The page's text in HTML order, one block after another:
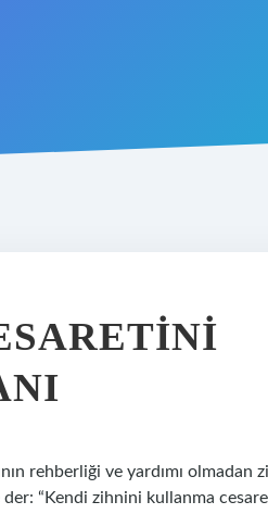
rehberliği ve yardımı olmadan
der: “Kendi zihnini kullanma